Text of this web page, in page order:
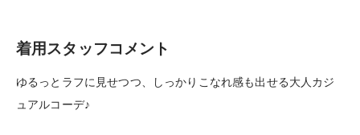
着用スタッフコメント
ゆるっとラフに見せつつ、しっかりこなれ感も出せる大人カジ
ュアルコーデ♪